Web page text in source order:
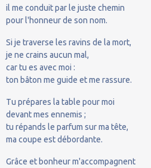
il me conduit par le juste chemin
pour l'honneur de son nom.
Si je traverse les ravins de la mort,
je ne crains aucun mal,
car tu es avec moi :
ton bâton me guide et me rassure.
Tu prépares la table pour moi
devant mes ennemis ;
tu répands le parfum sur ma tête,
ma coupe est débordante.
Grâce et bonheur m'accompagnent